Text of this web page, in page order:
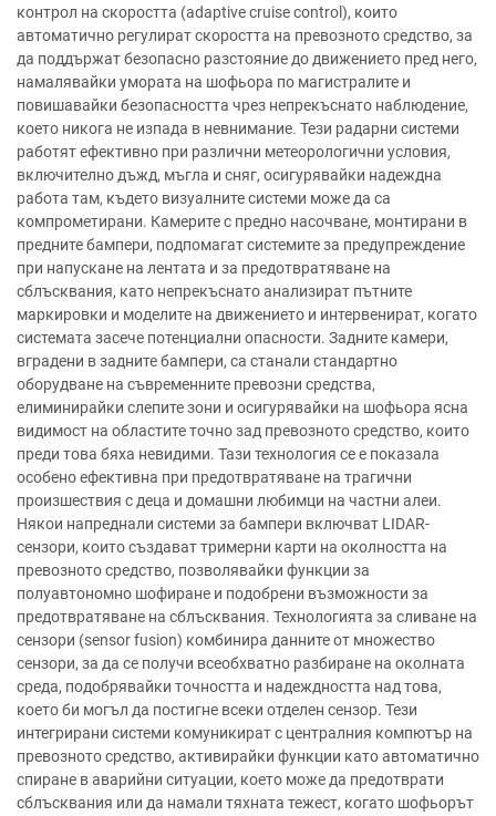
контрол на скоростта (adaptive cruise control), които
автоматично регулират скоростта на превозното средство, за
да поддържат безопасно разстояние до движението пред него,
намалявайки умората на шофьора по магистралите и
повишавайки безопасността чрез непрекъснато наблюдение,
което никога не изпада в невнимание. Тези радарни системи
работят ефективно при различни метеорологични условия,
включително дъжд, мъгла и сняг, осигурявайки надеждна
работа там, където визуалните системи може да са
компрометирани. Камерите с предно насочване, монтирани в
предните бампери, подпомагат системите за предупреждение
при напускане на лентата и за предотвратяване на
сблъсквания, като непрекъснато анализират пътните
маркировки и моделите на движението и интервенират, когато
системата засече потенциални опасности. Задните камери,
вградени в задните бампери, са станали стандартно
оборудване на съвременните превозни средства,
елиминирайки слепите зони и осигурявайки на шофьора ясна
видимост на областите точно зад превозното средство, които
преди това бяха невидими. Тази технология се е показала
особено ефективна при предотвратяване на трагични
произшествия с деца и домашни любимци на частни алеи.
Някои напреднали системи за бампери включват LIDAR-
сензори, които създават тримерни карти на околността на
превозното средство, позволявайки функции за
полуавтономно шофиране и подобрени възможности за
предотвратяване на сблъсквания. Технологията за сливане на
сензори (sensor fusion) комбинира данните от множество
сензори, за да се получи всеобхватно разбиране на околната
среда, подобрявайки точността и надеждността над това,
което би могъл да постигне всеки отделен сензор. Тези
интегрирани системи комуникират с централния компютър на
превозното средство, активирайки функции като автоматично
спиране в аварийни ситуации, което може да предотврати
сблъсквания или да намали тяхната тежест, когато шофьорът